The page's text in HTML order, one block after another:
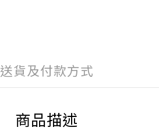
送貨及付款方式
商品描述